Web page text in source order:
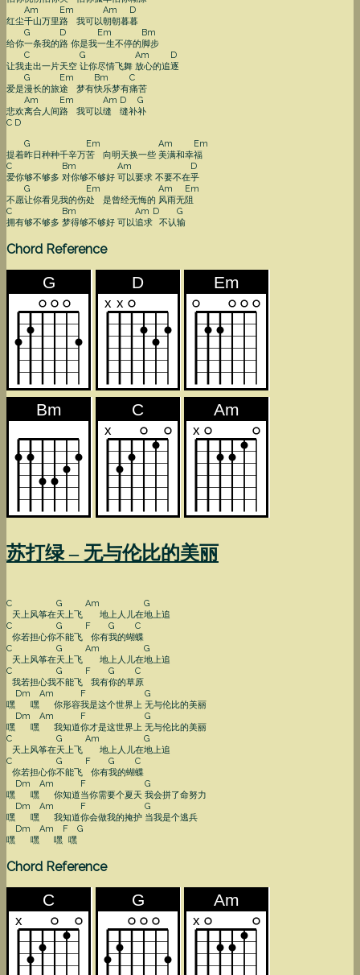
Am
Em Am
D
红尘千山万里路 我可以朝朝暮暮
G
D Em
Bm
给你一条我的路 你是我一生不停的脚步
C
G Am
D
让我走出一片天空 让你尽情飞舞 放心的追逐
G
Em Bm
C
爱是漫长的旅途 梦有快乐梦有痛苦
Am
Em Am D
G
悲欢离合人间路 我可以缝 缝补补
C D
G
Em Am
Em
提着昨日种种千辛万苦 向明天换一些 美满和幸福
C
Bm Am
D
爱你够不够多 对你够不够好 可以要求 不要不在乎
G
Em Am
Em
不愿让你看见我的伤处 是曾经无悔的 风雨无阻
C
Bm Am D
G
拥有够不够多 梦得够不够好 可以追求 不认输
Chord Reference
苏打绿 – 无与伦比的美丽
C G Am
G
天上风筝在天上飞 地上人儿在地上追
C
G F G
C
你若担心你不能飞 你有我的蝴蝶
C
G Am
G
天上风筝在天上飞 地上人儿在地上追
C
G F G
C
我若担心我不能飞 我有你的草原
Dm
Am F
G
嘿
嘿 你形容我是这个世界上 无与伦比的美丽
Dm
Am F
G
嘿
嘿 我知道你才是这世界上 无与伦比的美丽
C
G Am
G
天上风筝在天上飞 地上人儿在地上追
C
G F G
C
你若担心你不能飞 你有我的蝴蝶
Dm
Am F
G
嘿
嘿 你知道当你需要个夏天 我会拼了命努力
Dm
Am F
G
嘿
嘿 我知道你会做我的掩护 当我是个逃兵
Dm
Am F
G
嘿
嘿 嘿 嘿
Chord Reference